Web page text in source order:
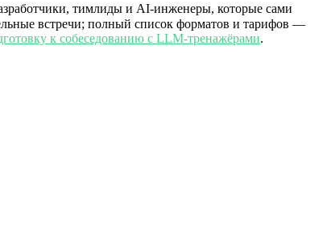
тимлиды и AI-инженеры, которые сами
встречи; полный список форматов и тарифов —
к собеседованию с LLM-тренажёрами.